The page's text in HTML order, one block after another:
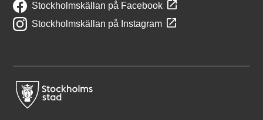
Stockholmskällan på Facebook
Stockholmskällan på Instagram